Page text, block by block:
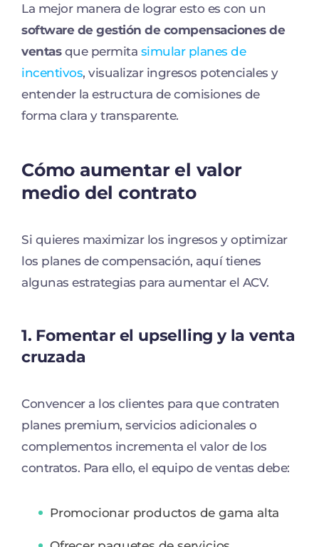
La mejor manera de lograr esto es con un
software de gestión de compensaciones de
ventasque permita simular planes de
incentivos, visualizar ingresos potenciales y
entender la estructura de comisiones de
forma clara y transparente.
Cómo aumentar el valor
medio del contrato
Si quieres maximizar los ingresos y optimizar
los planes de compensación, aquí tienes
algunas estrategias para aumentar el ACV.
1. Fomentar el upselling y la venta
cruzada
Convencer a los clientes para que contraten
planes premium, servicios adicionales o
complementos incrementa el valor de los
contratos. Para ello, el equipo de ventas debe:
Promocionar productos de gama alta